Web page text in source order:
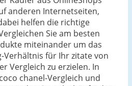
anderen Internetseiten,
helfen die richtige
Sie am besten
miteinander um das
Verhältnis für Ihr zitate von
Vergleich zu erzielen. In
chanel-Vergleich und